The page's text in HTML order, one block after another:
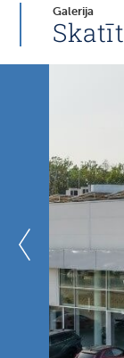
Galerija